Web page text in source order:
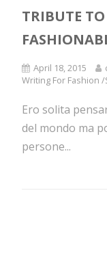
TRIBUTE
April 18, 2015
Writing For Fashion
Ero solita
del mondo ma
persone...